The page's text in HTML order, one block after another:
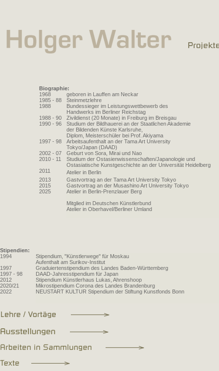
Biographie:
1968
geboren in Lauffen am Neckar
1985 - 88
Steinmetzlehre
1988
Bundessieger im Leistungswettbewerb des
Handwerks im Berliner Reichstag
1988 - 90
Zivildienst (20 Monate) in Freiburg im Breisgau
1990 - 96
Studium der Bildhauerei an der Staatlichen Akademie
der Bildenden Künste Karlsruhe,
Diplom, Meisterschüler bei Prof. Akiyama
1997 - 98
Arbeitsaufenthalt an der Tama Art University
Tokyo/Japan (DAAD)
2002 - 07
Geburt von Sora, Mirai und Nao
2010 - 11
Studium der Ostasienwissenschaften/Japanologie und
Ostasiatische Kunstgeschichte an der Universität Heidelberg
2011
Atelier in Berlin
2013
Gastvortrag an der Tama Art University Tokyo
2015
Gastvortrag an der Musashino Art University Tokyo
2025
Atelier in Berlin-Prenzlauer Berg
Mitglied im Deutschen Künstlerbund
Atelier in Oberhavel/Berliner Umland
Stipendien:
1994
Stipendium, "Künstlerwege" für Moskau
Aufenthalt am Surikov-Institut
1997
Graduiertenstipendium des Landes Baden-Württemberg
1997 - 98
DAAD-Jahresstipendium für Japan
2012
Stipendium Künstlerhaus Lukas, Ahrenshoop
2020/21
Mikrostipendium Corona des Landes Brandenburg
2022
NEUSTART KULTUR Stipendium der Stiftung Kunstfonds Bonn